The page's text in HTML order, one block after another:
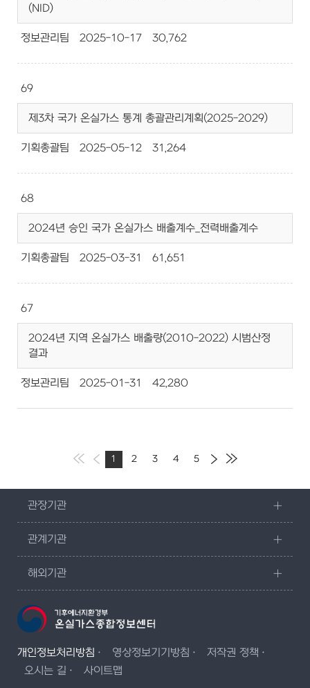
(NID)
정보관리팀 2025-10-17 30,762
69
제3차 국가 온실가스 통계 총괄관리계획(2025-2029)
기획총괄팀 2025-05-12 31,264
68
2024년 승인 국가 온실가스 배출계수_전력배출계수
기획총괄팀 2025-03-31 61,651
67
2024년 지역 온실가스 배출량(2010-2022) 시범산정
결과
정보관리팀 2025-01-31 42,280
1 2 3 4 5
관장기관
관계기관
해외기관
개인정보처리방침 영상정보기기방침
저작권 정책
오시는 길
사이트맵